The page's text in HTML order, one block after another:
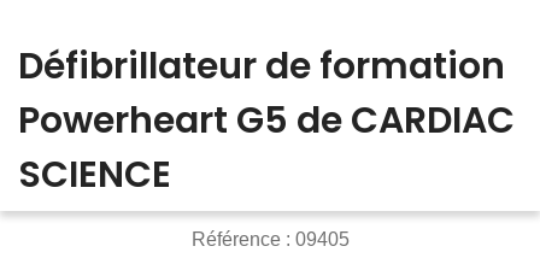
Défibrillateur de formation
Powerheart G5 de CARDIAC
SCIENCE
Référence : 09405